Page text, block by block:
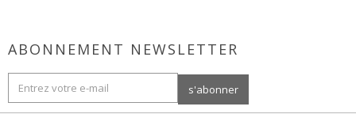
ABONNEMENT NEWSLETTER